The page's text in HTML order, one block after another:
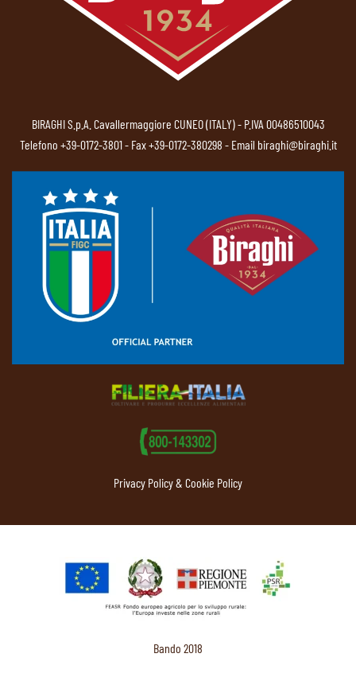
BIRAGHI S.p.A. Cavallermaggiore CUNEO (ITALY) - P.IVA 00486510043
Telefono +39-0172-3801- Fax +39-0172-380298 - Email biraghi@biraghi.it
Privacy Policy & Cookie Policy
Bando 2018